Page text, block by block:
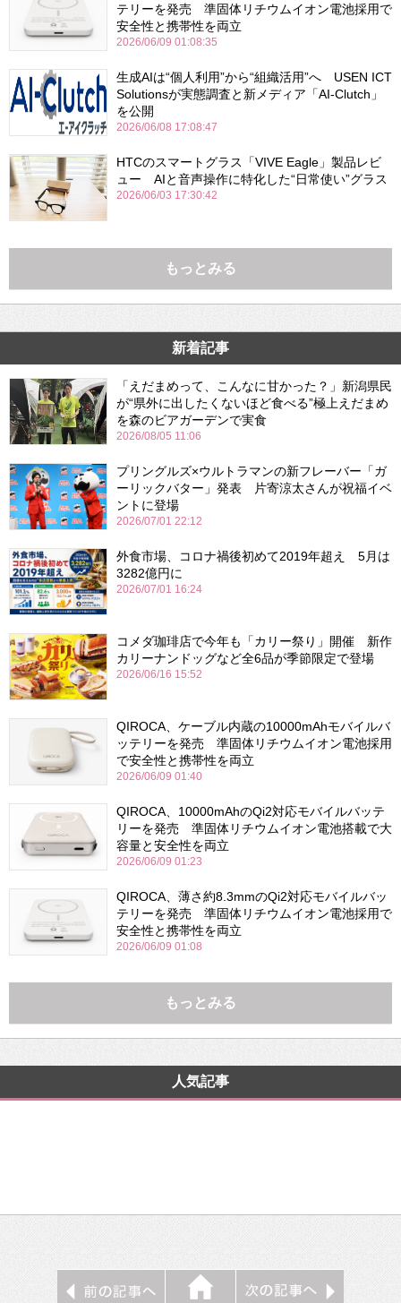
テリーを発売 準固体リチウムイオン電池採用で
安全性と携帯性を両立
2026/06/09 01:08:35
生成AIは“個人利用”から“組織活用”へ USEN ICT
Solutionsが実態調査と新メディア「AI-Clutch」
を公開
2026/06/08 17:08:47
HTCのスマートグラス「VIVE Eagle」製品レビ
ュー AIと音声操作に特化した“日常使い”グラス
2026/06/03 17:30:42
もっとみる
新着記事
「えだまめって、こんなに甘かった？」新潟県民
が“県外に出したくないほど食べる”極上えだまめ
を森のビアガーデンで実食
2026/08/05 11:06
プリングルズ×ウルトラマンの新フレーバー「ガ
ーリックバター」発表 片寄涼太さんが祝福イベ
ントに登場
2026/07/01 22:12
外食市場、コロナ禍後初めて2019年超え 5月は
3282億円に
2026/07/01 16:24
コメダ珈琲店で今年も「カリー祭り」開催 新作
カリーナンドッグなど全6品が季節限定で登場
2026/06/16 15:52
QIROCA、ケーブル内蔵の10000mAhモバイルバ
ッテリーを発売 準固体リチウムイオン電池採用
で安全性と携帯性を両立
2026/06/09 01:40
QIROCA、10000mAhのQi2対応モバイルバッテ
リーを発売 準固体リチウムイオン電池搭載で大
容量と安全性を両立
2026/06/09 01:23
QIROCA、薄さ約8.3mmのQi2対応モバイルバッ
テリーを発売 準固体リチウムイオン電池採用で
安全性と携帯性を両立
2026/06/09 01:08
もっとみる
人気記事